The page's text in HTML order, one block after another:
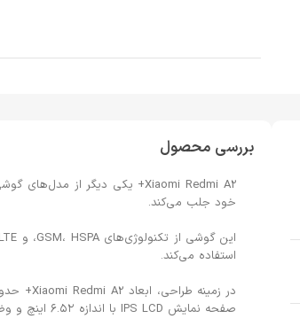
بررسی محصول
خود جلب می‌کند.
استفاده می‌کند.
صفحه نمایش IPS LCD با اندازه ۶.۵۲ اینچ و وضوح 720 در 1600 پیکسل می‌باشد.